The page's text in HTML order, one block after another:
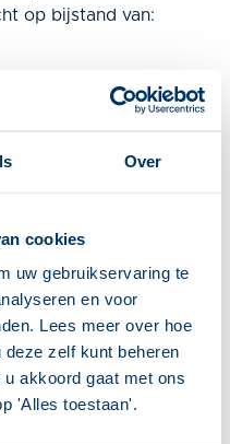
Over
cookies
uw gebruikservaring te
en voor
Lees meer over hoe
zelf kunt beheren
akkoord gaat met ons
'Alles toestaan'.
op bijstand van:
en
beoordelen van het
De manier van
is ook gewijzigd en
Migranten en